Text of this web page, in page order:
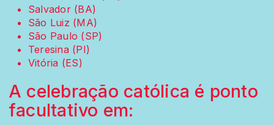
Salvador (BA)
São Luiz (MA)
São Paulo (SP)
Teresina (PI)
Vitória (ES)
A celebração católica é ponto
facultativo em: